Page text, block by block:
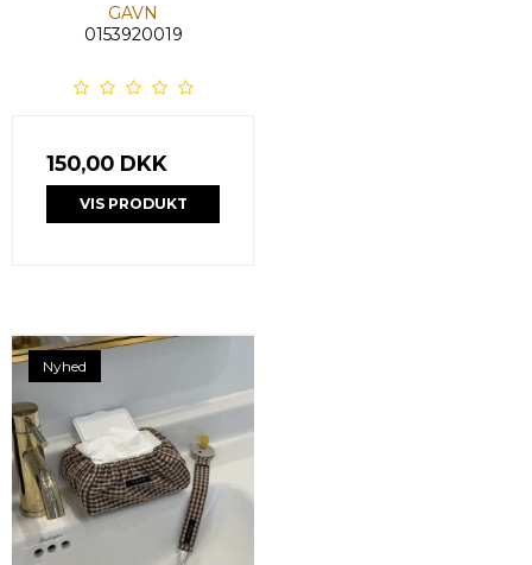
GAVN
0153920019
150,00 DKK
VIS PRODUKT
Nyhed